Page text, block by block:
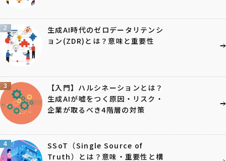
2
生成AI時代のゼロデータリテンシ
ョン(ZDR)とは？意味と重要性
3
【入門】ハルシネーションとは？
生成AIが嘘をつく原因・リスク・
企業が取るべき4階層の対策
4
SSoT（Single Source of
Truth）とは？意味・重要性と構